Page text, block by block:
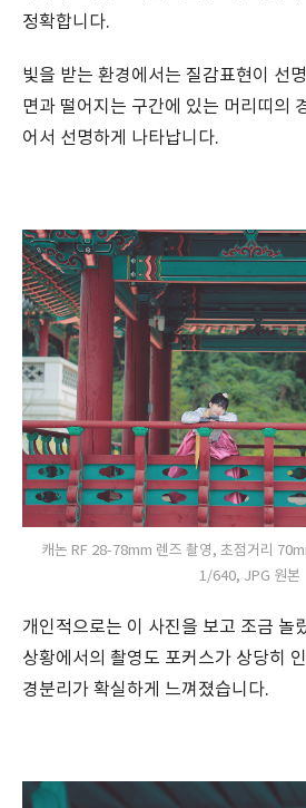
정확합니다.
빛을 받는 환경에서는 질감표현이 선
면과 떨어지는 구간에 있는 머리띠의
어서 선명하게 나타납니다.
캐논 RF 28-78mm 렌즈 촬영, 초점거리
1/640, JPG 원본
개인적으로는 이 사진을 보고 조금 놀
상황에서의 촬영도 포커스가 상당히
경분리가 확실하게 느껴졌습니다.